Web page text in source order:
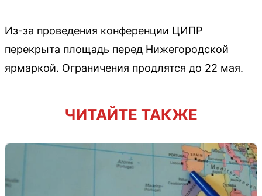
Из-за проведения конференции ЦИПР
перекрыта площадь перед Нижегородской
ярмаркой. Ограничения продлятся до 22 мая.
ЧИТАЙТЕ ТАКЖЕ